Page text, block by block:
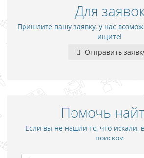
Для
Пришлите вашу заявку, у нас
ищите!
Отправить
Помочь
Если вы не нашли то, что искали,
поиском